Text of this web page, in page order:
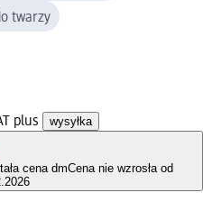
twarzy
plus wysyłka
cena dmCena nie wzrosła od